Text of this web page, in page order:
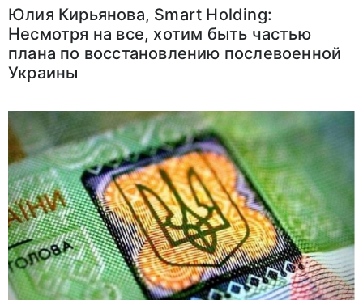
Юлия Кирьянова, Smart Holding:
Несмотря на все, хотим быть частью
плана по восстановлению послевоенной
Украины